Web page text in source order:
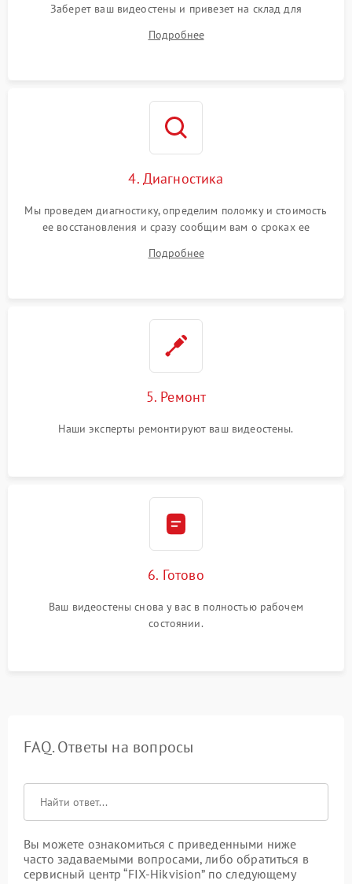
Заберет ваш видеостены и привезет на склад для
Подробнее
4. Диагностика
Мы проведем диагностику, определим поломку и стоимость
ее восстановления и сразу сообщим вам о сроках ее
Подробнее
5. Ремонт
Наши эксперты ремонтируют ваш видеостены.
6. Готово
Ваш видеостены снова у вас в полностью рабочем
состоянии.
FAQ. Ответы на вопросы
Вы можете ознакомиться с приведенными ниже
часто задаваемыми вопросами, либо обратиться в
сервисный центр “FIX-Hikvision” по следующему